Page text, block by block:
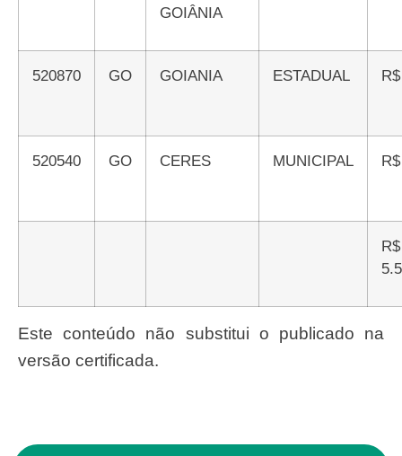
GOIÂNIA
520870 GO GOIANIA ESTADUAL
520540 GO CERES MUNICIPAL
R$
Este conteúdo não substitui o publicado na
versão certificada.